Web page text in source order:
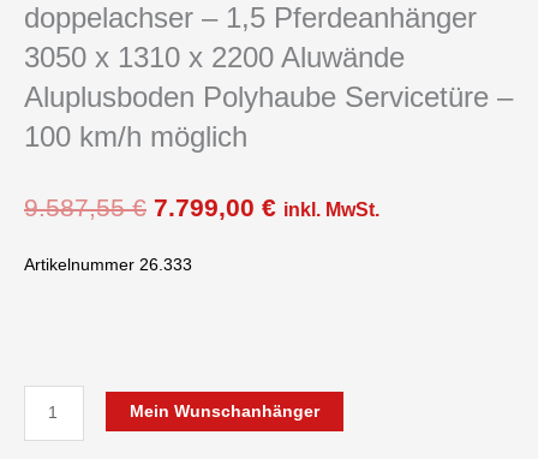
doppelachser – 1,5 Pferdeanhänger
3050 x 1310 x 2200 Aluwände
Aluplusboden Polyhaube Servicetüre –
100 km/h möglich
9.587,55€ Ursprünglicher
war:
7.799,00 €Aktueller
inkl. MwSt.
Artikelnummer 26.333
meyer
Mein Wunschanhänger